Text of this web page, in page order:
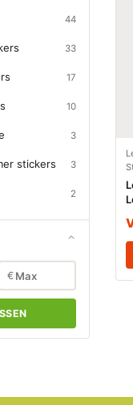
44
33
17
10
3
stickers 3
2
€